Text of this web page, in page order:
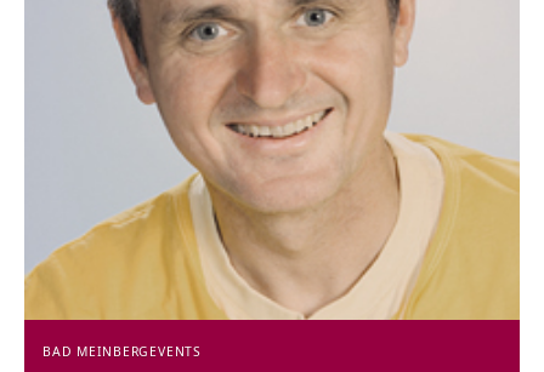
BAD MEINBERG EVENTS